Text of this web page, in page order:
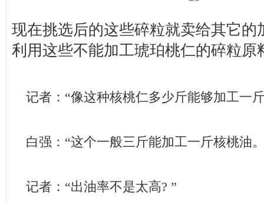
现在挑选后的这些碎粒就卖给其它的
利用这些不能加工琥珀桃仁的碎粒原
记者：“像这种核桃仁多少斤能够加工一
白强：“这个一般三斤能加工一斤核桃油
记者：“出油率不是太高? ”